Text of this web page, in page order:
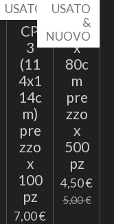
USATO
CP
3
(11
4x1
14c
m)
pre
zzo
x
100
pz
7,00 €
USATO
&
NUOVO
60
x
80c
m
pre
zzo
x
500
pz
4,50 €
5,00 €